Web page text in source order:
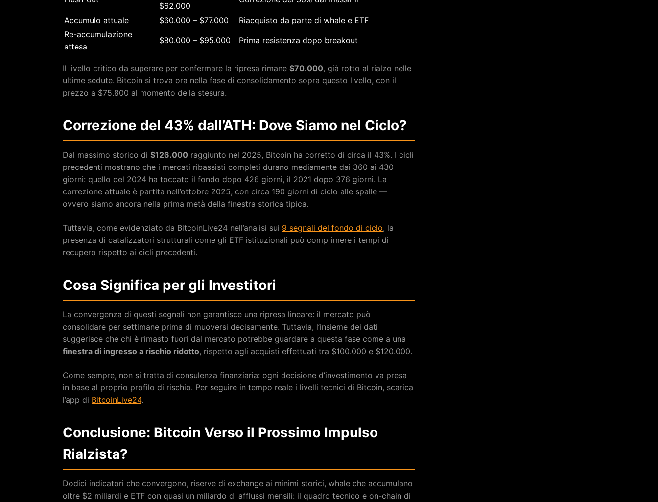
$62.000
Accumulo attuale $60.000 – $77.000
Riacquisto da parte di whale e ETF
Re-accumulazione
attesa
$80.000 – $95.000 Prima resistenza dopo breakout
Il livello critico da superare per confermare la ripresa rimane $70.000, già rotto al rialzo nelle
ultime sedute. Bitcoin si trova ora nella fase di consolidamento sopra questo livello, con il
prezzo a $75.800 al momento della stesura.
Correzione del 43% dall’ATH: Dove Siamo nel Ciclo?
Dal massimo storico di $126.000 raggiunto nel 2025, Bitcoin ha corretto di circa il 43%. I cicli
precedenti mostrano che i mercati ribassisti completi durano mediamente dai 360 ai 430
giorni: quello del 2024 ha toccato il fondo dopo 426 giorni, il 2021 dopo 376 giorni. La
correzione attuale è partita nell’ottobre 2025, con circa 190 giorni di ciclo alle spalle —
ovvero siamo ancora nella prima metà della finestra storica tipica.
Tuttavia, come evidenziato da BitcoinLive24 nell’analisi sui 9 segnali del fondo di ciclo, la
presenza di catalizzatori strutturali come gli ETF istituzionali può comprimere i tempi di
recupero rispetto ai cicli precedenti.
Cosa Significa per gli Investitori
La convergenza di questi segnali non garantisce una ripresa lineare: il mercato può
consolidare per settimane prima di muoversi decisamente. Tuttavia, l’insieme dei dati
suggerisce che chi è rimasto fuori dal mercato potrebbe guardare a questa fase come a una
finestra di ingresso a rischio ridotto, rispetto agli acquisti effettuati tra $100.000 e $120.000.
Come sempre, non si tratta di consulenza finanziaria: ogni decisione d’investimento va presa
in base al proprio profilo di rischio. Per seguire in tempo reale i livelli tecnici di Bitcoin, scarica
l’app di BitcoinLive24.
Conclusione: Bitcoin Verso il Prossimo Impulso
Rialzista?
Dodici indicatori che convergono, riserve di exchange ai minimi storici, whale che accumulano
oltre $2 miliardi e ETF con quasi un miliardo di afflussi mensili: il quadro tecnico e on-chain di